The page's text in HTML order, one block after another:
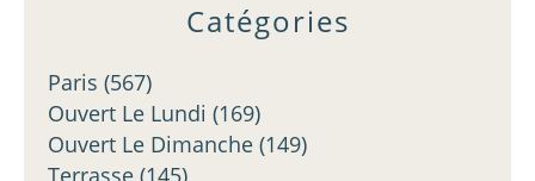
Catégories
Paris (567)
Ouvert Le Lundi (169)
Ouvert Le Dimanche (149)
Terrasse (145)